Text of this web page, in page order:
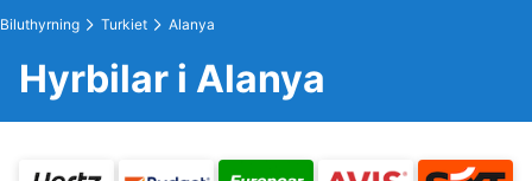
Biluthyrning Turkiet Alanya
Hyrbilar i Alanya